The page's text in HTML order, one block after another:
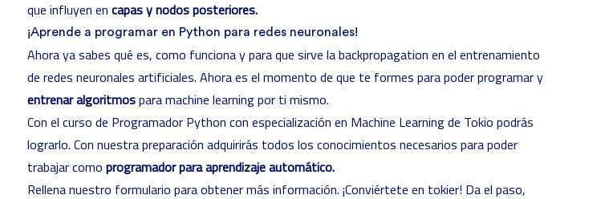
que influyen en capas y nodos posteriores.
¡Aprende a programar en Python para redes neuronales!
Ahora ya sabes qué es, como funciona y para que sirve la backpropagation en el entrenamiento
de redes neuronales artificiales. Ahora es el momento de que te formes para poder programar y
entrenar algoritmospara machine learning por ti mismo.
Con el curso de Programador Python con especialización en Machine Learning de Tokio podrás
lograrlo. Con nuestra preparación adquirirás todos los conocimientos necesarios para poder
trabajar como programador para aprendizaje automático.
Rellena nuestro formulario para obtener más información. ¡Conviértete en tokier! Da el paso,